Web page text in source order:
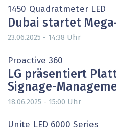
1450 Quadratmeter LED
Dubai startet
23.06.2025 - 14:38 Uhr
Proactive 360
LG präsentiert
Signage-
18.06.2025 - 15:00 Uhr
Unite LED 6000 Series